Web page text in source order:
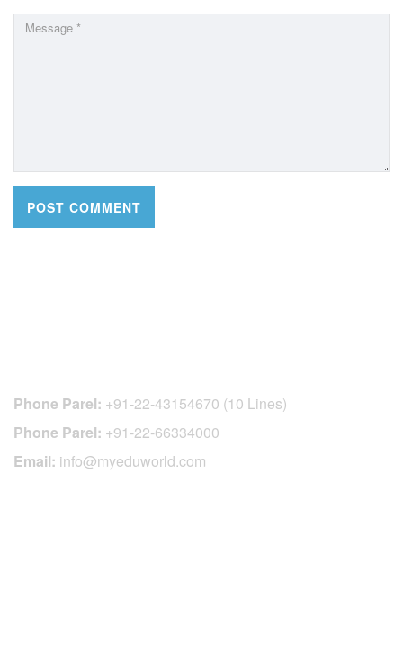
Phone Parel: +91-22-43154670 (10 Lines)
Phone Parel: +91-22-66334000
Email: info@myeduworld.com